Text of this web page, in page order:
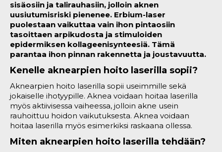
sisäosiin ja talirauhasiin, jolloin aknen
uusiutumisriski pienenee. Erbium-laser
puolestaan vaikuttaa vain ihon pintaosiin
tasoittaen arpikudosta ja stimuloiden
epidermiksen kollageenisynteesiä. Tämä
parantaa ihon pinnan rakennetta ja joustavuutta.
Kenelle aknearpien hoito laserilla sopii?
Aknearpien hoito laserilla sopii useimmille sekä
jokaiselle ihotyypille. Aknea voidaan hoitaa laserilla
myös aktiivisessa vaiheessa, jolloin akne usein
rauhoittuu hoidon vaikutuksesta. Aknea voidaan
hoitaa laserilla myös esimerkiksi raskaana ollessa.
Miten aknearpien hoito laserilla tehdään?